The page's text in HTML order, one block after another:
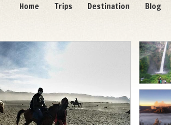
Home Trips Destination Blog